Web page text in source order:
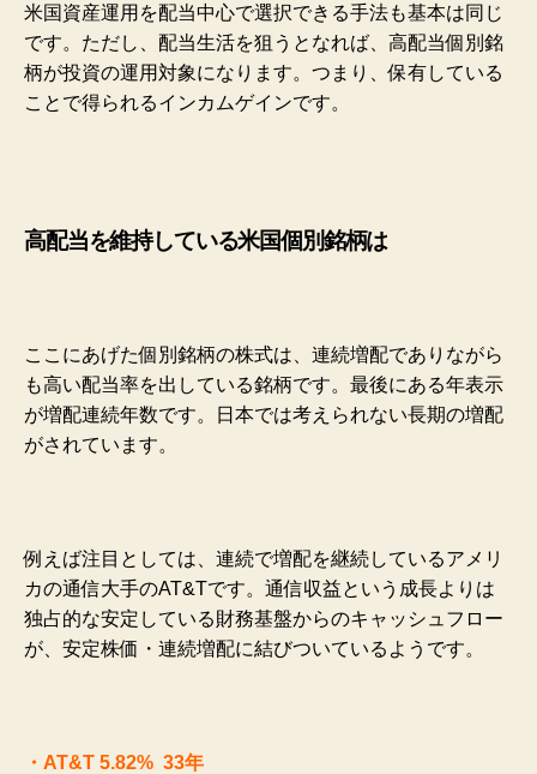
米国資産運用を配当中心で選択できる手法も基本は同じ
です。ただし、配当生活を狙うとなれば、高配当個別銘
柄が投資の運用対象になります。つまり、保有している
ことで得られるインカムゲインです。
高配当を維持している米国個別銘柄は
ここにあげた個別銘柄の株式は、連続増配でありながら
も高い配当率を出している銘柄です。最後にある年表示
が増配連続年数です。日本では考えられない長期の増配
がされています。
例えば注目としては、連続で増配を継続しているアメリ
カの通信大手のAT&Tです。通信収益という成長よりは
独占的な安定している財務基盤からのキャッシュフロー
が、安定株価・連続増配に結びついているようです。
・AT&T 5.82% 33年